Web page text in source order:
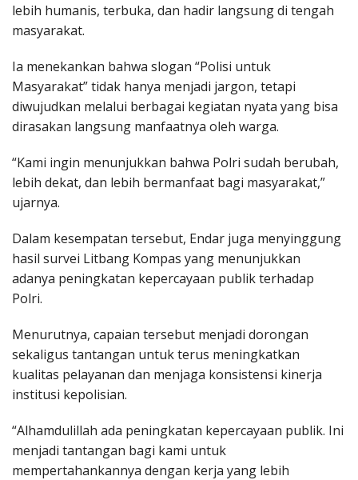
lebih humanis, terbuka, dan hadir langsung di tengah
masyarakat.
Ia menekankan bahwa slogan “Polisi untuk
Masyarakat” tidak hanya menjadi jargon, tetapi
diwujudkan melalui berbagai kegiatan nyata yang bisa
dirasakan langsung manfaatnya oleh warga.
“Kami ingin menunjukkan bahwa Polri sudah berubah,
lebih dekat, dan lebih bermanfaat bagi masyarakat,”
ujarnya.
Dalam kesempatan tersebut, Endar juga menyinggung
hasil survei Litbang Kompas yang menunjukkan
adanya peningkatan kepercayaan publik terhadap
Polri.
Menurutnya, capaian tersebut menjadi dorongan
sekaligus tantangan untuk terus meningkatkan
kualitas pelayanan dan menjaga konsistensi kinerja
institusi kepolisian.
“Alhamdulillah ada peningkatan kepercayaan publik. Ini
menjadi tantangan bagi kami untuk
mempertahankannya dengan kerja yang lebih